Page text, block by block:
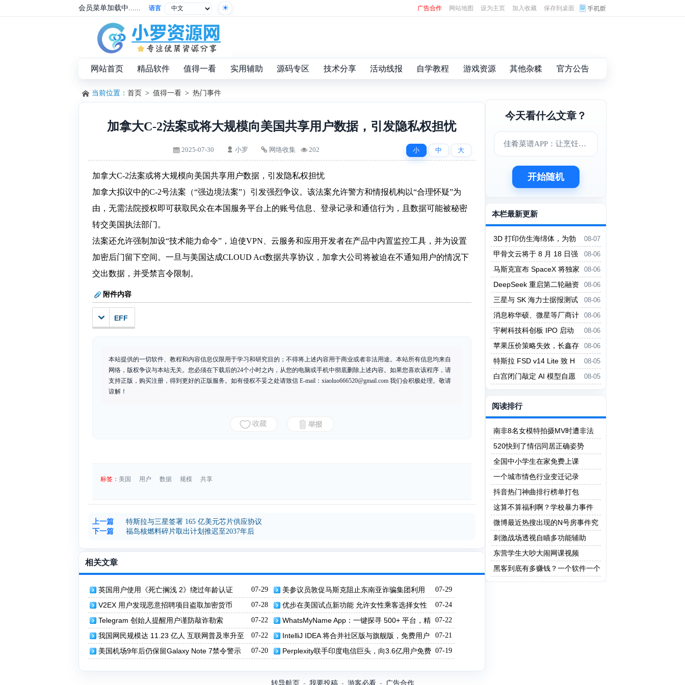
会员菜单加载中...... 语言 广告合作 网站地图 设为主页 加入收藏 保存到桌面
网站首页 精品软件 值得一看 实用辅助 源码专区 技术分享 活动线报 自学教程 游戏资源 其他杂糅 官方公告
当前位置： 首页 > 值得一看 > 热门事件
加拿大C-2法案或将大规模向美国共享用户数据，引发隐私权担忧
小 中 大
2025-07-30 小罗 网络收集 202
加拿大C-2法案或将大规模向美国共享用户数据，引发隐私权担忧
加拿大拟议中的C-2号法案（“强边境法案”）引发强烈争议。该法案允许警方和情报机构以“合理怀疑”为
由，无需法院授权即可获取民众在本国服务平台上的账号信息、登录记录和通信行为，且数据可能被秘密
转交美国执法部门。
法案还允许强制加设“技术能力命令”，迫使VPN、云服务和应用开发者在产品中内置监控工具，并为设置
加密后门留下空间。一旦与美国达成CLOUD Act数据共享协议，加拿大公司将被迫在不通知用户的情况下
交出数据，并受禁言令限制。
附件内容
EFF
本站提供的一切软件、教程和内容信息仅限用于学习和研究目的；不得将上述内容用于商业或者非法用途。本站所有信息均来自
网络，版权争议与本站无关。您必须在下载后的24个小时之内，从您的电脑或手机中彻底删除上述内容。如果您喜欢该程序，请
支持正版，购买注册，得到更好的正版服务。如有侵权不妥之处请致信 E-mail： xiaoluo666520@gmail.com 我们会积极处理。敬请
谅解！
标签： 美国 用户 数据 规模 共享
上一篇
特斯拉与三星签署 165 亿美元芯片供应协议
下一篇
福岛核燃料碎片取出计划推迟至2037年后
相关文章
07-29
英国用户使用《死亡搁浅 2》绕过年龄认证 07-29
美参议员敦促马斯克阻止东南亚诈骗集团利用
星链骗取美国人
07-28
V2EX 用户发现恶意招聘项目盗取加密货币 07-24
优步在美国试点新功能 允许女性乘客选择女性
司机
07-22
Telegram 创始人提醒用户谨防敲诈勒索 07-22
WhatsMyName App：一键探寻 500+ 平台，精
准检索用户网络足迹
07-22
我国网民规模达 11.23 亿人 互联网普及率升至
79.7%
07-21
IntelliJ IDEA 将合并社区版与旗舰版，免费用户
可获更多功能
07-20
美国机场9年后仍保留Galaxy Note 7禁令警示 07-19
Perplexity联手印度电信巨头，向3.6亿用户免费
今天看什么文章？
佳肴菜谱APP：让烹饪变得更简单美味
开始随机
本栏最新更新
08-07
3D 打印仿生海绵体，为勃
起功能障碍提供新疗法
08-06
甲骨文云将于 8 月 18 日强
制实行新 Always-Free 限制
08-06
马斯克宣布 SpaceX 将独家
采用英伟达 AI 架构
08-06
DeepSeek 重启第二轮融资
投前估值 5000 亿元
08-06
三星与 SK 海力士据报测试
中微设备 对冲美国出口管制风险
08-06
消息称华硕、微星等厂商计
划 Q3 上调主板价格
08-06
宇树科技科创板 IPO 启动
询价
08-06
苹果压价策略失效，长鑫存
储拒绝压价
08-05
特斯拉 FSD v14 Lite 致 H
W3 自动驾驶电脑过热故障
08-05
白宫闭门敲定 AI 模型自愿
评估框架，细节不公开
阅读排行
南非8名女模特拍摄MV时遭非法
矿工轮奸
520快到了情侣同居正确姿势
全国中小学生在家免费上课
一个城市情色行业变迁记录
抖音热门神曲排行榜单打包
这算不算福利啊？学校暴力事件
微博最近热搜出现的N号房事件究
竟是什么？
刺激战场透视自瞄多功能辅助
东营学生大吵大闹网课视频
黑客到底有多赚钱？一个软件一个
亿！网友：这只是最低级的黑客!
转导航页 - 我要投稿- 游客必看- 广告合作